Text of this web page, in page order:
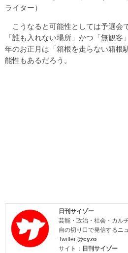
ライター）
こうなると可能性としては予選会
「誰も入れない場所」かつ「無観
年のお正月は「箱根を走らない箱根
能性もあるだろう。
日刊サイゾー
芸能・政治・社会・カル
自の切り口で発信するニ
Twitter:@cyzo
サイト： 日刊サイゾー